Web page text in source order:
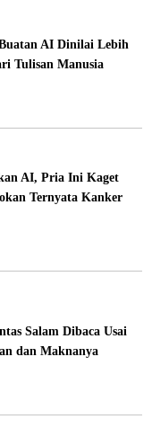
AI Dinilai Lebih
Tulisan Manusia
AI, Pria Ini Kaget
Ternyata Kanker
Salam Dibaca Usai
dan Maknanya